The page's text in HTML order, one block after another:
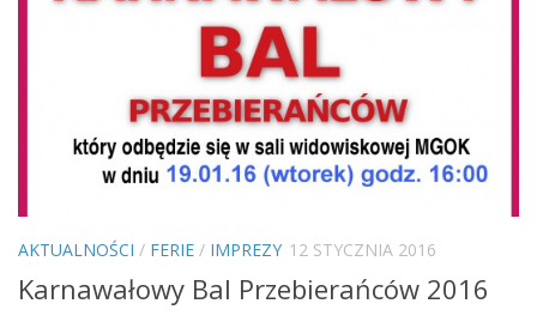
AKTUALNOŚCI / FERIE / IMPREZY 12 STYCZNIA 2016
Karnawałowy Bal Przebierańców 2016